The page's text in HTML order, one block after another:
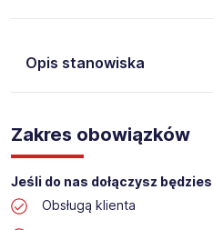
Opis stanowiska
Pośrednictwa Pracy i
Profit jest obecnie jedną z
polskich agencji zatrudnienia.
działalności daliśmy pracę
w całym kraju. Skutecznie
największych firm, jak również
Zakres obowiązków
Jeśli do nas dołączysz
Obsługą klienta